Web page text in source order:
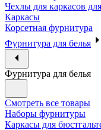
Чехлы для каркасов
Каркасы
Корсетная фурнитура
Фурнитура для белья
Фурнитура для белья
Смотреть все товары
Наборы фурнитуры
Каркасы для